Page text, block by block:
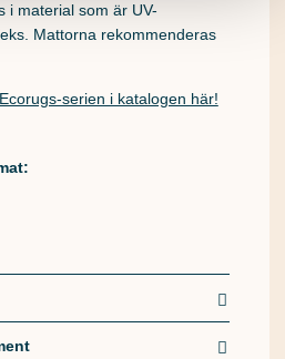
i material som är UV-
Mattorna rekommenderas
serien i katalogen här!